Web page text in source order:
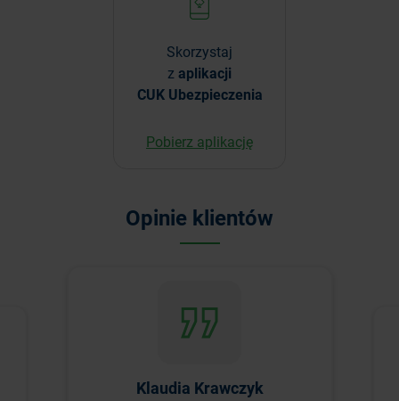
Skorzystaj
zaplikacji
CUK Ubezpieczenia
Pobierz aplikację
Opinie klientów
Klaudia Krawczyk